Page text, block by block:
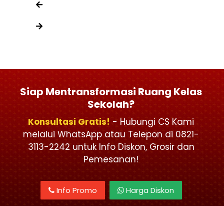
Siap Mentransformasi Ruang Kelas
Sekolah?
Konsultasi Gratis! - Hubungi CS Kami
melalui WhatsApp atau Telepon di 0821-
3113-2242 untuk Info Diskon, Grosir dan
Pemesanan!
Info Promo Harga Diskon